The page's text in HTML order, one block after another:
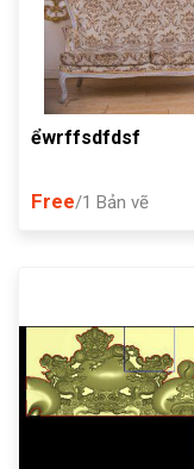
ểwrffsdfdsf
Free/1 Bản vẽ